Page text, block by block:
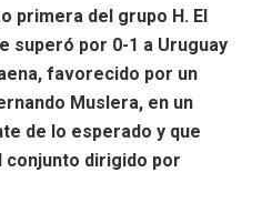
primera del grupo H. El
superó por 0-1 a Uruguay
favorecido por un
Muslera, en un
de lo esperado y que
dirigido por